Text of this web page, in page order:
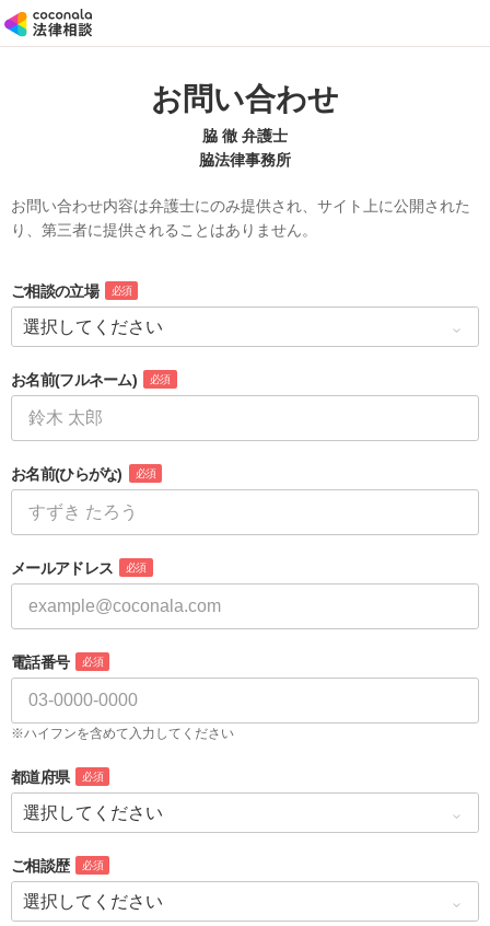
お問い合わせ
脇 徹 弁護士
脇法律事務所
お問い合わせ内容は弁護士にのみ提供され、サイト上に公開された
り、第三者に提供されることはありません。
ご相談の立場 必須
お名前(フルネーム) 必須
お名前(ひらがな) 必須
メールアドレス 必須
電話番号 必須
※ハイフンを含めて入力してください
都道府県 必須
ご相談歴 必須